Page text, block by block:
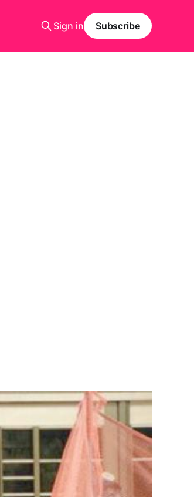
Sign in Subscribe